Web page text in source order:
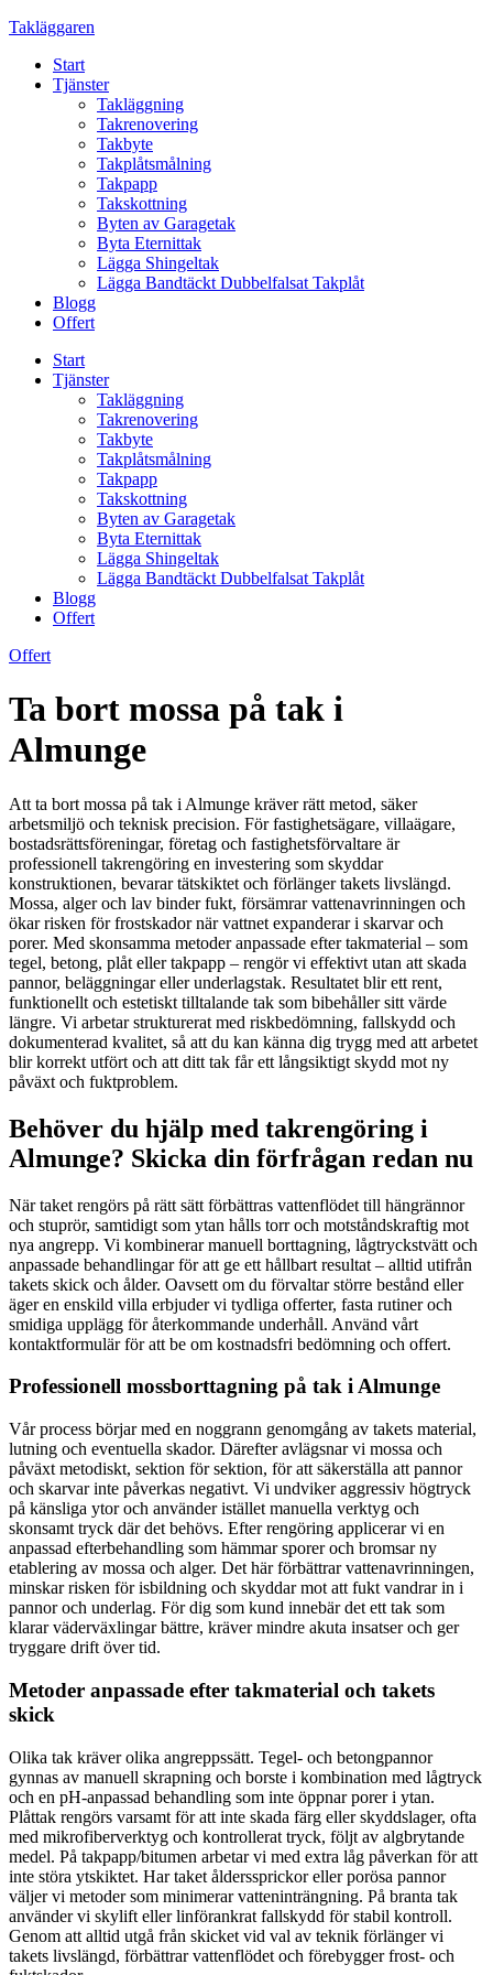
Skip
content
Takläggaren
Start
Tjänster
Takläggning
Takrenovering
Takbyte
Takplåtsmålning
Takpapp
Takskottning
Byten av Garagetak
Byta Eternittak
Lägga Shingeltak
Lägga Bandtäckt Dubbelfalsat Takplåt
Blogg
Offert
Start
Tjänster
Takläggning
Takrenovering
Takbyte
Takplåtsmålning
Takpapp
Takskottning
Byten av Garagetak
Byta Eternittak
Lägga Shingeltak
Lägga Bandtäckt Dubbelfalsat Takplåt
Blogg
Offert
Offert
Ta bort mossa på tak i
Almunge
Att ta bort mossa på tak i Almunge kräver rätt metod, säker
arbetsmiljö och teknisk precision. För fastighetsägare, villaägare,
bostadsrättsföreningar, företag och fastighetsförvaltare är
professionell takrengöring en investering som skyddar
konstruktionen, bevarar tätskiktet och förlänger takets livslängd.
Mossa, alger och lav binder fukt, försämrar vattenavrinningen och
ökar risken för frostskador när vattnet expanderar i skarvar och
porer. Med skonsamma metoder anpassade efter takmaterial – som
tegel, betong, plåt eller takpapp – rengör vi effektivt utan att skada
pannor, beläggningar eller underlagstak. Resultatet blir ett rent,
funktionellt och estetiskt tilltalande tak som bibehåller sitt värde
längre. Vi arbetar strukturerat med riskbedömning, fallskydd och
dokumenterad kvalitet, så att du kan känna dig trygg med att arbetet
blir korrekt utfört och att ditt tak får ett långsiktigt skydd mot ny
påväxt och fuktproblem.
Behöver du hjälp med takrengöring i
Almunge? Skicka din förfrågan redan nu
När taket rengörs på rätt sätt förbättras vattenflödet till hängrännor
och stuprör, samtidigt som ytan hålls torr och motståndskraftig mot
nya angrepp. Vi kombinerar manuell borttagning, lågtryckstvätt och
anpassade behandlingar för att ge ett hållbart resultat – alltid utifrån
takets skick och ålder. Oavsett om du förvaltar större bestånd eller
äger en enskild villa erbjuder vi tydliga offerter, fasta rutiner och
smidiga upplägg för återkommande underhåll. Använd vårt
kontaktformulär för att be om kostnadsfri bedömning och offert.
Professionell mossborttagning på tak i Almunge
Vår process börjar med en noggrann genomgång av takets material,
lutning och eventuella skador. Därefter avlägsnar vi mossa och
påväxt metodiskt, sektion för sektion, för att säkerställa att pannor
och skarvar inte påverkas negativt. Vi undviker aggressiv högtryck
på känsliga ytor och använder istället manuella verktyg och
skonsamt tryck där det behövs. Efter rengöring applicerar vi en
anpassad efterbehandling som hämmar sporer och bromsar ny
etablering av mossa och alger. Det här förbättrar vattenavrinningen,
minskar risken för isbildning och skyddar mot att fukt vandrar in i
pannor och underlag. För dig som kund innebär det ett tak som
klarar väderväxlingar bättre, kräver mindre akuta insatser och ger
tryggare drift över tid.
Metoder anpassade efter takmaterial och takets
skick
Olika tak kräver olika angreppssätt. Tegel- och betongpannor
gynnas av manuell skrapning och borste i kombination med lågtryck
och en pH-anpassad behandling som inte öppnar porer i ytan.
Plåttak rengörs varsamt för att inte skada färg eller skyddslager, ofta
med mikrofiberverktyg och kontrollerat tryck, följt av algbrytande
medel. På takpapp/bitumen arbetar vi med extra låg påverkan för att
inte störa ytskiktet. Har taket ålderssprickor eller porösa pannor
väljer vi metoder som minimerar vatteninträngning. På branta tak
använder vi skylift eller linförankrat fallskydd för stabil kontroll.
Genom att alltid utgå från skicket vid val av teknik förlänger vi
takets livslängd, förbättrar vattenflödet och förebygger frost- och